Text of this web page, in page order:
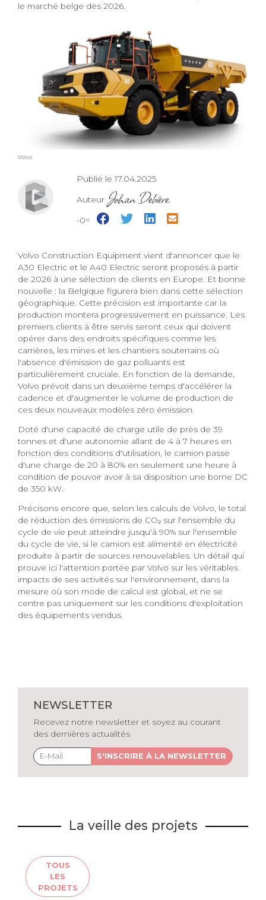
le marché belge dès 2026.
Volvo
Publié le 17.04.2025
Auteur Johan Debière,
-0=
Volvo Construction Equipment vient d'annoncer que le
A30 Electric et le A40 Electric seront proposés à partir
de 2026 à une sélection de clients en Europe. Et bonne
nouvelle : la Belgique figurera bien dans cette sélection
géographique. Cette précision est importante car la
production montera progressivement en puissance. Les
premiers clients à être servis seront ceux qui doivent
opérer dans des endroits spécifiques comme les
carrières, les mines et les chantiers souterrains où
l'absence d'émission de gaz polluants est
particulièrement cruciale. En fonction de la demande,
Volvo prévoit dans un deuxième temps d'accélérer la
cadence et d'augmenter le volume de production de
ces deux nouveaux modèles zéro émission.
Doté d'une capacité de charge utile de près de 39
tonnes et d'une autonomie allant de 4 à 7 heures en
fonction des conditions d'utilisation, le camion passe
d'une charge de 20 à 80% en seulement une heure à
condition de pouvoir avoir à sa disposition une borne DC
de 350 kW.
Précisons encore que, selon les calculs de Volvo, le total
de réduction des émissions de CO₂ sur l'ensemble du
cycle de vie peut atteindre jusqu'à 90% sur l'ensemble
du cycle de vie, si le camion est alimenté en électricité
produite à partir de sources renouvelables. Un détail qui
prouve ici l'attention portée par Volvo sur les véritables
impacts de ses activités sur l'environnement, dans la
mesure où son mode de calcul est global, et ne se
centre pas uniquement sur les conditions d'exploitation
des équipements vendus.
NEWSLETTER
Recevez notre newsletter et soyez au courant
des dernières actualités
S'INSCRIRE À LA NEWSLETTER
La veille des projets
TOUS
LES
PROJETS